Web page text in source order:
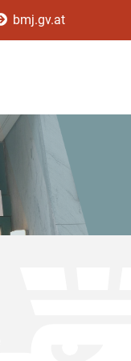
bmj.gv.at